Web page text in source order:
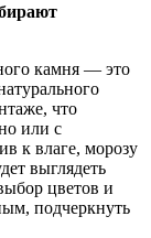
камня — это
что
или с
к влаге, морозу
выглядеть
цветов и
подчеркнуть